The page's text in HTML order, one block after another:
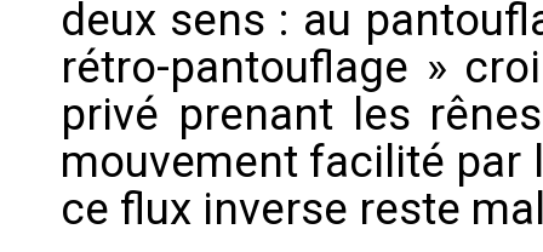
deux sens : au
rétro-pantouflage »
privé prenant les
mouvement facilité par
ce flux inverse reste